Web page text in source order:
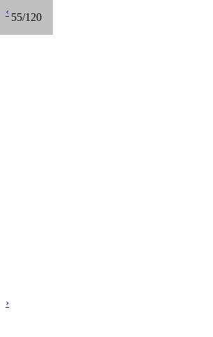
55/120
‹
›